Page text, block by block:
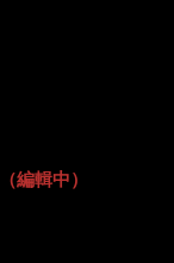
（編輯中）